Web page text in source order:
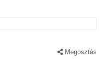
Megosztás